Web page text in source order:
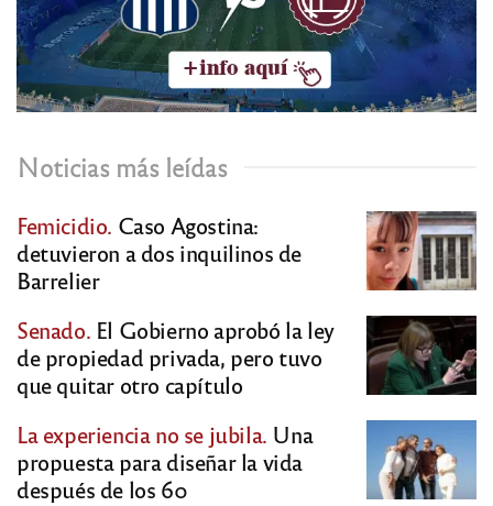
Noticias más leídas
Femicidio. Caso Agostina:
detuvieron a dos inquilinos de
Barrelier
Senado. El Gobierno aprobó la ley
de propiedad privada, pero tuvo
que quitar otro capítulo
La experiencia no se jubila. Una
propuesta para diseñar la vida
después de los 60